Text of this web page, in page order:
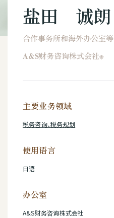
盐田 诚朗
合作事务所和海外办公室等
A&S财务咨询株式会社※
主要业务领域
税务咨询、税务规划
使用语言
日语
办公室
A&S财务咨询株式会社